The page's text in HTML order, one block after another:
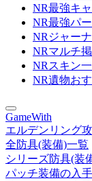
NR最強キ
NR最強パ
NRジャー
NRマルチ
NRスキン
NR遺物お
GameWith
エルデンリング
全防具(装備)一覧
シリーズ防具(装
パッチ装備の入